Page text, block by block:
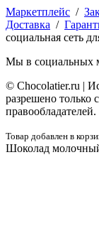
Маркетплейс /
Доставка /
социальная сеть
Мы в социальных
© Сhocolatier.ru |
разрешено только
правообладателей.
Товар добавлен в
Шоколад